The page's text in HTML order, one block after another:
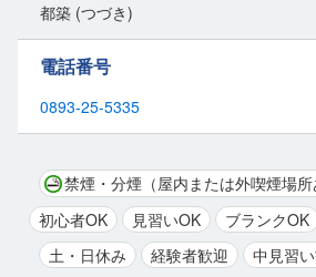
都築 (つづき)
電話番号
0893-25-5335
禁煙・分煙（屋内または外喫煙場所
初心者OK
見習いOK ブランクOK
土・日休み
経験者歓迎 中見習